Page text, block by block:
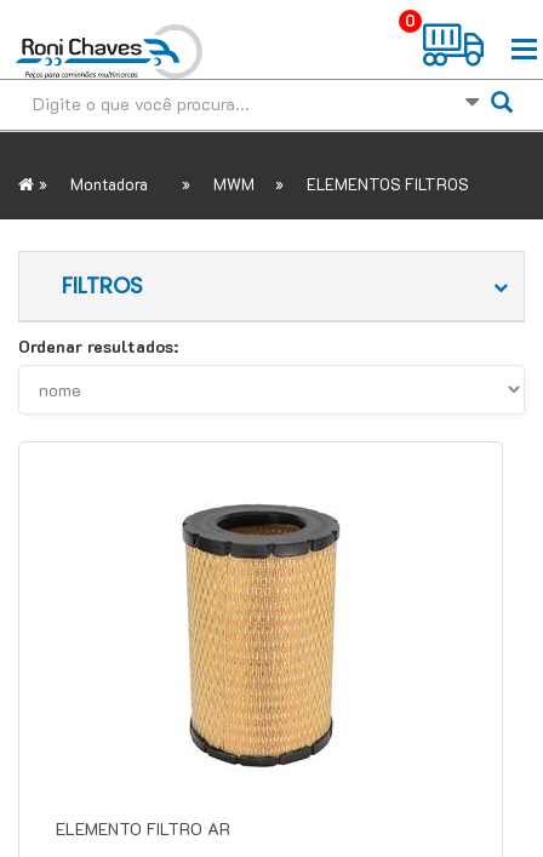
0
» Montadora » MWM » ELEMENTOS FILTROS
FILTROS
Ordenar resultados:
ELEMENTO FILTRO AR